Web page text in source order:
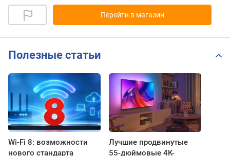
Перейти в магазин
Полезные статьи
Wi-Fi 8: возможности
нового стандарта
Лучшие продвинутые
55-дюймовые 4K-